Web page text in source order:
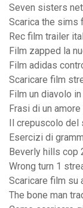
Seven sisters
Scarica the sims
Rec film trailer
Film zapped la
Film adidas
Scaricare film
Film un diavolo
Frasi di un
Il crepuscolo
Esercizi di
Beverly hills cop
Wrong turn 1
Scaricare film su
The bone man